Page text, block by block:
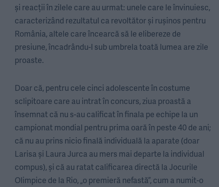
și reacții în zilele care au urmat: unele care le învinuiesc,
caracterizând rezultatul ca revoltător și rușinos pentru
România, altele care încearcă să le elibereze de
presiune, încadrându-l sub umbrela toată lumea are zile
proaste.
Doar că, pentru cele cinci adolescente în costume
sclipitoare care au intrat în concurs, ziua proastă a
însemnat că nu s-au calificat în finala pe echipe la un
campionat mondial pentru prima oară în peste 40 de ani;
că nu au prins nicio finală individuală la aparate (doar
Larisa și Laura Jurca au mers mai departe la individual
compus), și că au ratat calificarea directă la Jocurile
Olimpice de la Rio, „o premieră nefastă”, cum a numit-o